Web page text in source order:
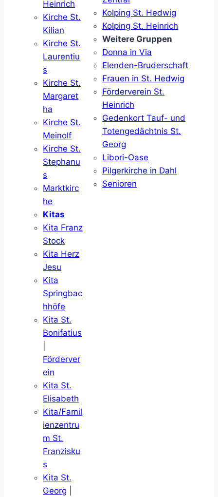
Heinrich
Kirche St.
Kilian
Kirche St.
Laurentiu
s
Kirche St.
Margaret
ha
Kirche St.
Meinolf
Kirche St.
Stephanu
s
Marktkirc
he
Kitas
Kita Franz
Stock
Kita Herz
Jesu
Kita
Springbac
hhöfe
Kita St.
Bonifatius
Förderver
ein
Kita St.
Elisabeth
Kita/Famil
ienzentru
m St.
Franzisku
s
Kita St.
Georg
Kolping St. Hedwig
Kolping St. Heinrich
Weitere Gruppen
Donna in Via
Elenden-Bruderschaft
Frauen in St. Hedwig
Förderverein St.
Heinrich
Gedenkort Tauf- und
Totengedächtnis St.
Georg
Libori-Oase
Pilgerkirche in Dahl
Senioren